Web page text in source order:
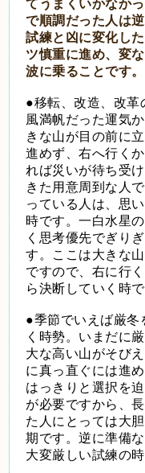
てうまくいかなか
で順調だった人は
試練と凶に変化し
ツ慎重に進め、変
波に乗ることです。
●移転、改造、改革
風満帆だった運気
きな山が目の前に
進めず、右へ行く
れば災いが待ち受
きた用意周到な人
っている人は、思
時です。一白水星
く思考優先でぎり
す。ここは大きな
ですので、右に行
ら決断していく時で
●季節でいえば厳冬
く時勢。いまだに
大な高い山がそび
に真っ直ぐには進
はっきりと選択を
が必要ですから、
た人にとっては大
期です。逆に準備
大変厳しい試練の時